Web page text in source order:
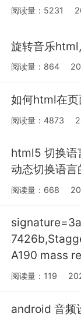
阅读量：5231
旋转音乐
阅读量：864
如何html在页
阅读量：4873
html5 切换语
动态切换语言
阅读量：668
A190 mass
阅读量：119
android 音频